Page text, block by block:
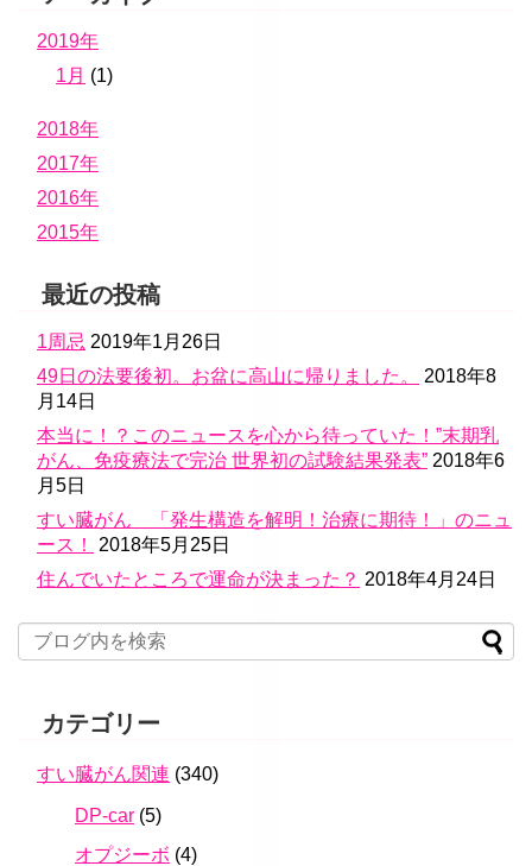
2019年
1月 (1)
2018年
2017年
2016年
2015年
最近の投稿
1周忌 2019年1月26日
49日の法要後初。お盆に高山に帰りました。
2018年8
月14日
本当に！？このニュースを心から待っていた！”末期乳
がん、免疫療法で完治 世界初の試験結果発表” 2018年6
月5日
すい臓がん 「発生構造を解明！治療に期待！」のニュ
ース！
2018年5月25日
住んでいたところで運命が決まった？ 2018年4月24日
カテゴリー
すい臓がん関連 (340)
DP-car (5)
オプジーボ (4)